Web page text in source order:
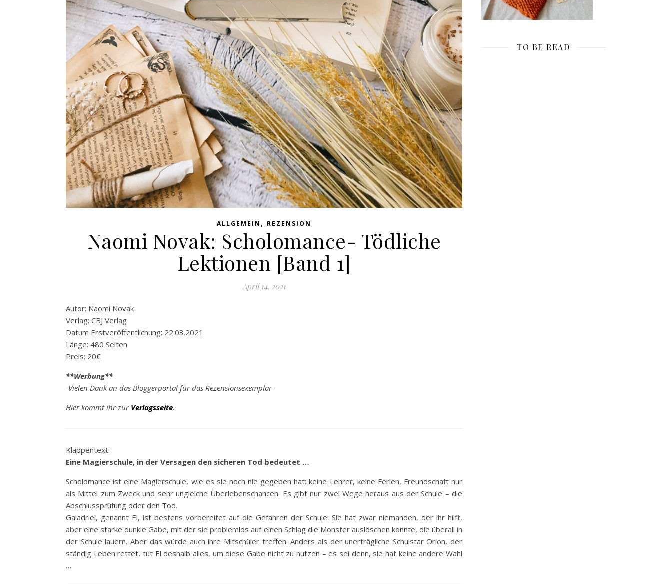
ALLGEMEIN , REZENSION
Naomi Novak: Scholomance- Tödliche
Lektionen [Band 1]
April 14, 2021
Autor: Naomi Novak
Verlag: CBJ Verlag
Datum Erstveröffentlichung: 22.03.2021
Länge: 480 Seiten
Preis: 20€
**Werbung**
-Vielen Dank an das Bloggerportal für das Rezensionsexemplar-
Hier kommt ihr zur Verlagsseite.
Klappentext:
Eine Magierschule, in der Versagen den sicheren Tod bedeutet …
Scholomance ist eine Magierschule, wie es sie noch nie gegeben hat: keine Lehrer, keine Ferien, Freundschaft nur
als Mittel zum Zweck und sehr ungleiche Überlebenschancen. Es gibt nur zwei Wege heraus aus der Schule – die
Abschlussprüfung oder den Tod.
Galadriel, genannt El, ist bestens vorbereitet auf die Gefahren der Schule: Sie hat zwar niemanden, der ihr hilft,
aber eine starke dunkle Gabe, mit der sie problemlos auf einen Schlag die Monster auslöschen könnte, die überall in
der Schule lauern. Aber das würde auch ihre Mitschüler treffen. Anders als der unerträgliche Schulstar Orion, der
ständig Leben rettet, tut El deshalb alles, um diese Gabe nicht zu nutzen – es sei denn, sie hat keine andere Wahl
…
TO BE READ